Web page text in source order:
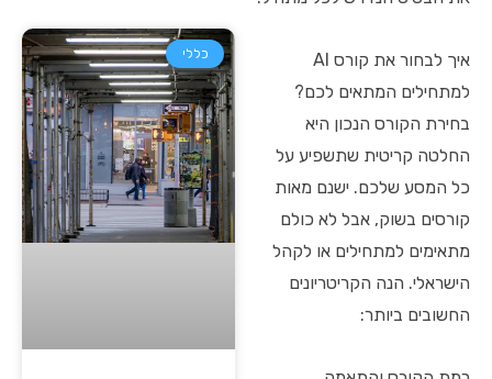
איך לבחור את קורס AI
למתחילים המתאים לכם?
בחירת הקורס הנכון היא
החלטה קריטית שתשפיע על
כל המסע שלכם. ישנם מאות
קורסים בשוק, אבל לא כולם
מתאימים למתחילים או לקהל
הישראלי. הנה הקריטריונים
החשובים ביותר:
כללי